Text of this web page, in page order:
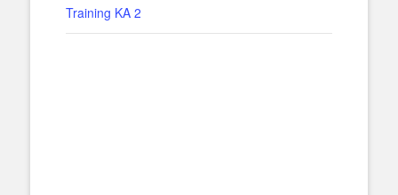
Training KA 2